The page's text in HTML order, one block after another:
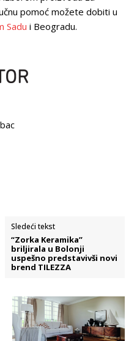
pomoć možete dobiti u
Sadu i Beogradu.
Sledeći tekst
“Zorka Keramika”
briljirala u Bolonji
uspešno predstavivši novi
brend TILEZZA